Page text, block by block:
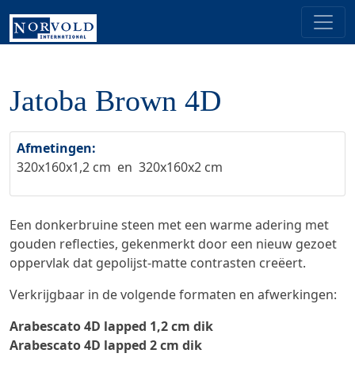
Jatoba Brown 4D
Afmetingen:
320x160x1,2 cm en 320x160x2 cm
Een donkerbruine steen met een warme adering met
gouden reflecties, gekenmerkt door een nieuw gezoet
oppervlak dat gepolijst-matte contrasten creëert.
Verkrijgbaar in de volgende formaten en afwerkingen:
Arabescato 4D lapped 1,2 cm dik
Arabescato 4D lapped 2 cm dik